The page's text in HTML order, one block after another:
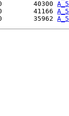
40300
41166
35962